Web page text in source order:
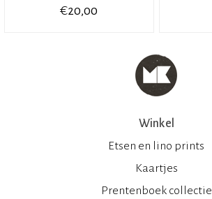
€20,00
Winkel
Etsen en lino prints
Kaartjes
Prentenboek collectie